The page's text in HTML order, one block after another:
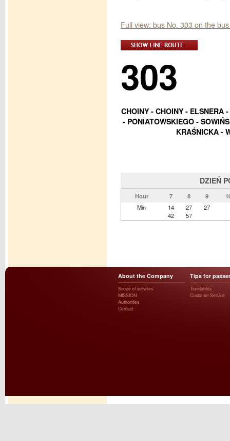
Full view: bus No. 303 on the
303
CHOINY - CHOINY - ELSNERA
- PONIATOWSKIEGO -
KRAŚNICKA -
DZIEŃ
Hour 7 8 9
Min
14
42
27
57
27
About the Company
Scope of activities
MISSION
Authorities
Contact
Tips for
Timetables
Customer Service